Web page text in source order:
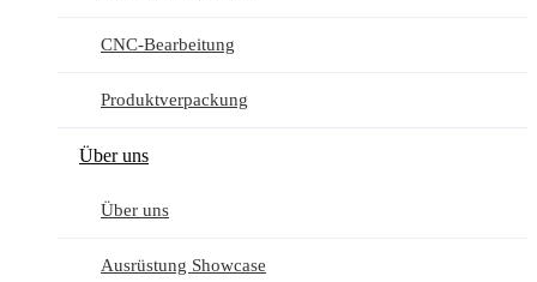
CNC-Bearbeitung
Produktverpackung
Über uns
Über uns
Ausrüstung Showcase